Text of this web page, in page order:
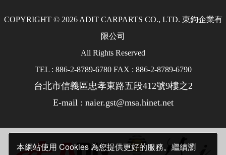
本網站使用 Cookies 為您提供更好的服務。繼續瀏
COPYRIGHT © 2026 ADIT CARPARTS CO., LTD. 東鈞企業有
限公司
All Rights Reserved
TEL : 886-2-8789-6780 FAX : 886-2-8789-6790
台北市信義區忠孝東路五段412號9樓之2
E-mail : naier.gst@msa.hinet.net